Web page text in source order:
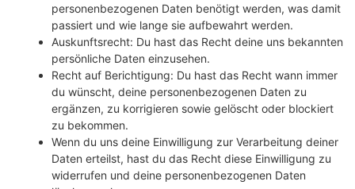
personenbezogenen Daten benötigt werden, was damit
passiert und wie lange sie aufbewahrt werden.
Auskunftsrecht: Du hast das Recht deine uns bekannten
persönliche Daten einzusehen.
Recht auf Berichtigung: Du hast das Recht wann immer
du wünscht, deine personenbezogenen Daten zu
ergänzen, zu korrigieren sowie gelöscht oder blockiert
zu bekommen.
Wenn du uns deine Einwilligung zur Verarbeitung deiner
Daten erteilst, hast du das Recht diese Einwilligung zu
widerrufen und deine personenbezogenen Daten